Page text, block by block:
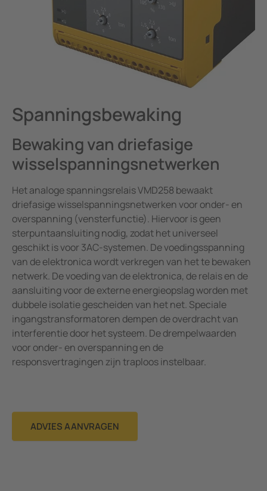
Spanningsbewaking
Bewaking van driefasige
wisselspanningsnetwerken
Het analoge spanningsrelais VMD258 bewaakt
driefasige wisselspanningsnetwerken voor onder- en
overspanning (vensterfunctie). Hiervoor is geen
sterpuntaansluiting nodig, zodat het universeel
geschikt is voor 3AC-systemen. De voedingsspanning
van de elektronica wordt verkregen van het te bewaken
netwerk. De voeding van de elektronica, de relais en de
aansluiting voor de externe energieopslag worden met
dubbele isolatie gescheiden van het net. Speciale
ingangstransformatoren dempen de overdracht van
interferentie door het systeem. De drempelwaarden
voor onder- en overspanning en de
responsvertragingen zijn traploos instelbaar.
ADVIES AANVRAGEN